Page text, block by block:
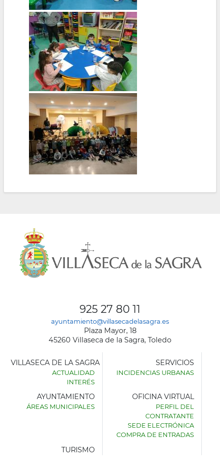
925 27 80 11
ayuntamiento@villasecadelasagra.es
Plaza Mayor, 18
45260 Villaseca de la Sagra, Toledo
AYUNTAMIENTO
VILLASECA DE LA SAGRA
ACTUALIDAD
INTERÉS
SERVICIOS
INCIDENCIAS URBANAS
AYUNTAMIENTO
ÁREAS MUNICIPALES
OFICINA VIRTUAL
PERFIL DEL
CONTRATANTE
SEDE ELECTRÓNICA
COMPRA DE ENTRADAS
TURISMO